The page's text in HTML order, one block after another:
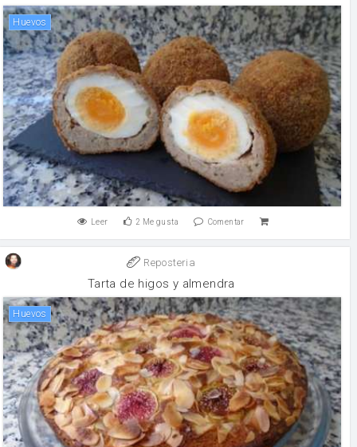
huevos
Leer 2 Me gusta Comentar
Reposteria
Tarta de higos y almendra
huevos